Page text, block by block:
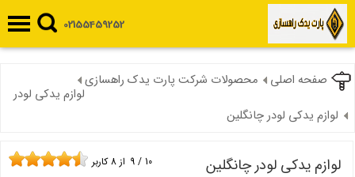
02155459252
صفحه اصلی محصولات شرکت پارت یدک راهسازی
لوازم یدکی لودر
لوازم یدکی لودر چانگلین
لوازم یدکی لودر چانگلین 9 / 10 از 8کاربر